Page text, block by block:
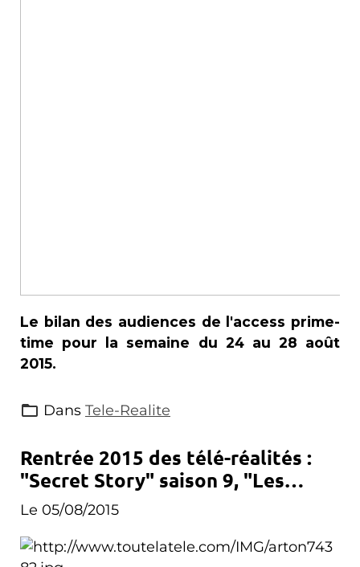
Le bilan des audiences de l'access prime-
time pour la semaine du 24 au 28 août
2015.
Dans Tele-Realite
Rentrée 2015 des télé-réalités :
"Secret Story" saison 9, "Les
Ch'tis contre les Marseillais : la
revanche" et "Les vacances des
Anges"
Le 05/08/2015